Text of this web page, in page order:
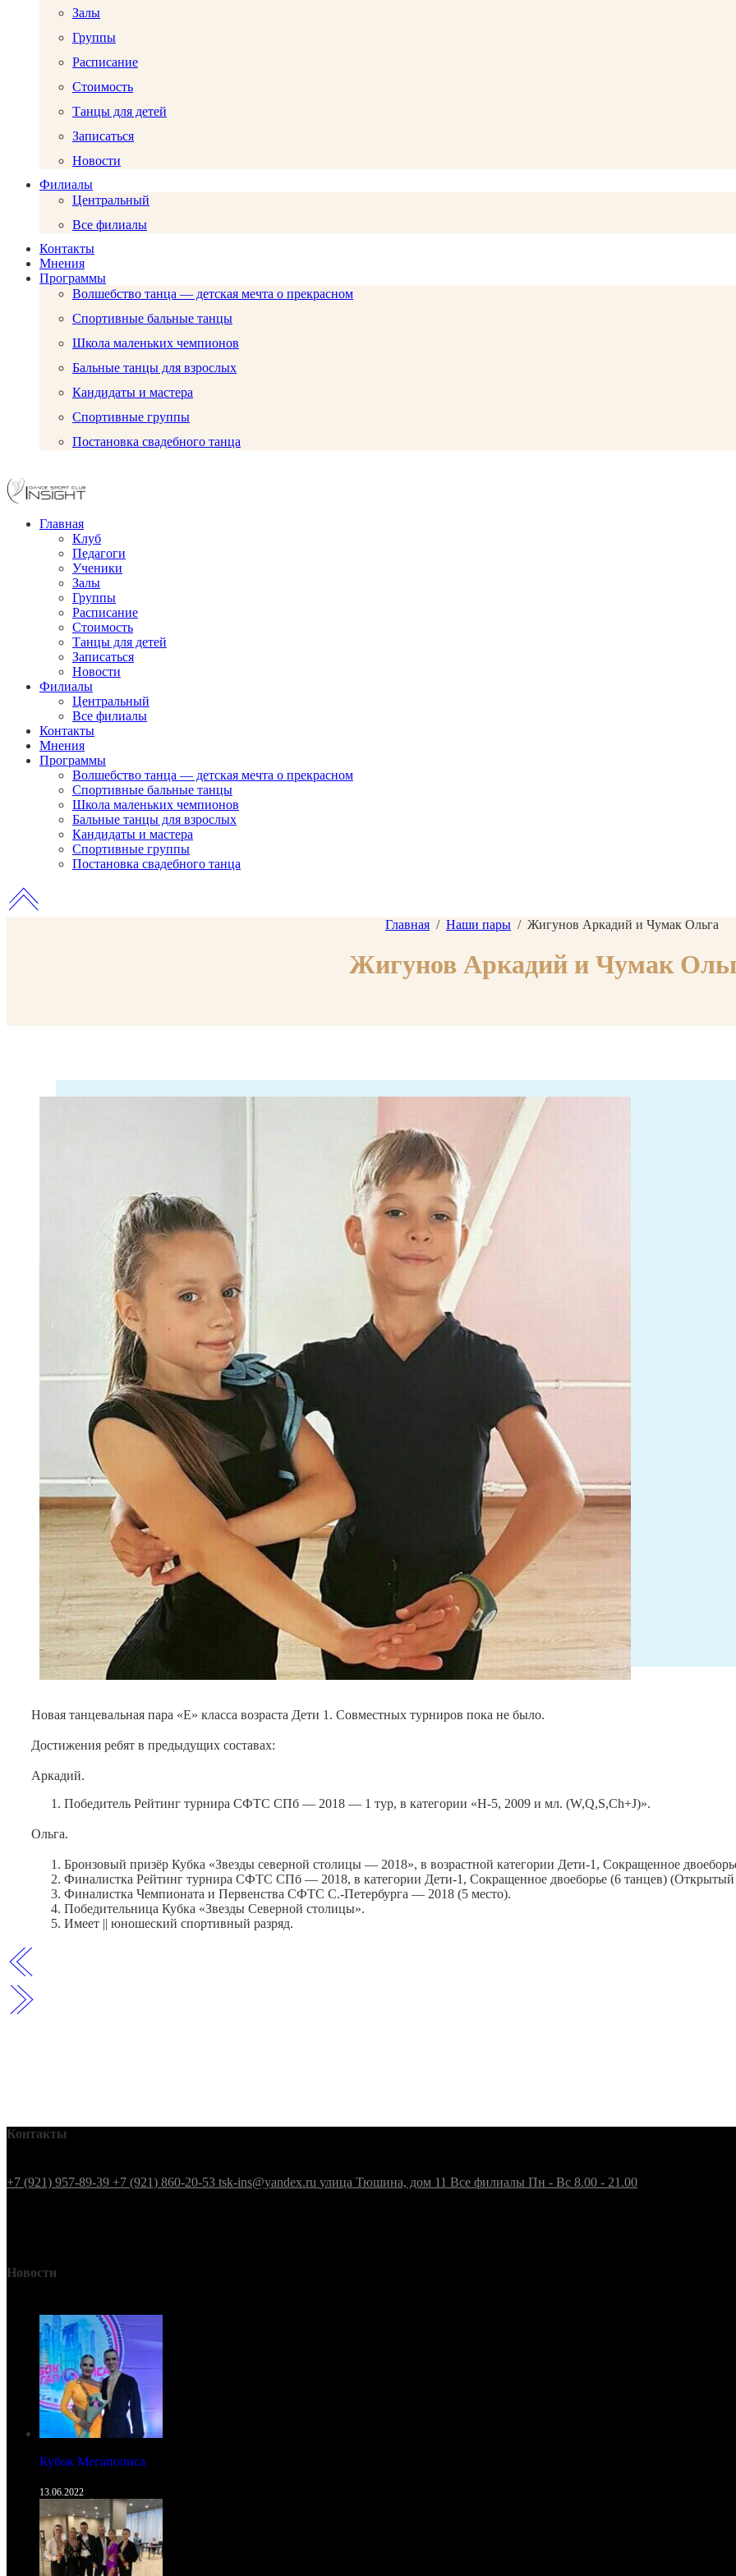
Залы
Группы
Расписание
Стоимость
Танцы для детей
Записаться
Новости
Филиалы
Центральный
Все филиалы
Контакты
Мнения
Программы
Волшебство танца — детская мечта о прекрасном
Спортивные бальные танцы
Школа маленьких чемпионов
Бальные танцы для взрослых
Кандидаты и мастера
Спортивные группы
Постановка свадебного танца
Главная
Клуб
Педагоги
Ученики
Залы
Группы
Расписание
Стоимость
Танцы для детей
Записаться
Новости
Филиалы
Центральный
Все филиалы
Контакты
Мнения
Программы
Волшебство танца — детская мечта о прекрасном
Спортивные бальные танцы
Школа маленьких чемпионов
Бальные танцы для взрослых
Кандидаты и мастера
Спортивные группы
Постановка свадебного танца
Главная / Наши пары / Жигунов Аркадий и Чумак Ольга
Жигунов Аркадий и Чумак
Новая танцевальная пара «Е» класса возраста Дети 1. Совместных турниров пока не было.
Достижения ребят в предыдущих составах:
Аркадий.
Победитель Рейтинг турнира СФТС СПб — 2018 — 1 тур, в категории «Н-5, 2009 и мл. (W,Q,S,Ch+J)».
Ольга.
Бронзовый призёр Кубка «Звезды северной столицы — 2018», в возрастной категории Дети-1, Сокращенное
Финалистка Рейтинг турнира СФТС СПб — 2018, в категории Дети-1, Сокращенное двоеборье (6 танцев) (Открытый
Финалистка Чемпионата и Первенства СФТС С.-Петербурга — 2018 (5 место).
Победительница Кубка «Звезды Северной столицы».
Имеет || юношеский спортивный разряд.
Контакты
+7 (921) 957-89-39 +7 (921) 860-20-53 tsk-ins@yandex.ru улица Тюшина, дом 11 Все филиалы Пн - Вс 8.00 - 21.00
Новости
Кубок Мегаполиса
13.06.2022